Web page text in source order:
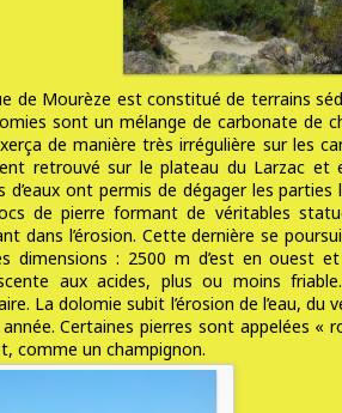
de Mourèze est constitué de terrains
sont un mélange de carbonate de
de manière très irrégulière sur les
retrouvé sur le plateau du Larzac et
d’eaux ont permis de dégager les
de pierre formant de véritables
dans l’érosion. Cette dernière se
dimensions : 2500 m d’est en ouest
aux acides, plus ou moins
La dolomie subit l’érosion de l’eau,
Certaines pierres sont appelées «
comme un champignon.